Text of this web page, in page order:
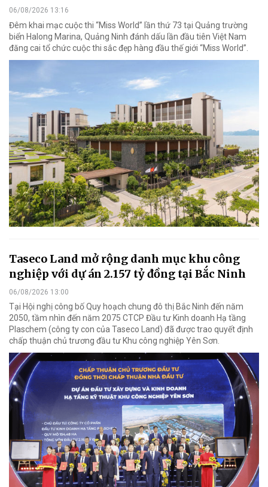
06/08/2026 13:16
Đêm khai mạc cuộc thi “Miss World” lần thứ 73 tại Quảng trường
biển Halong Marina, Quảng Ninh đánh dấu lần đầu tiên Việt Nam
đăng cai tổ chức cuộc thi sắc đẹp hàng đầu thế giới “Miss World”.
Taseco Land mở rộng danh mục khu công
nghiệp với dự án 2.157 tỷ đồng tại Bắc Ninh
06/08/2026 13:00
Tại Hội nghị công bố Quy hoạch chung đô thị Bắc Ninh đến năm
2050, tầm nhìn đến năm 2075 CTCP Đầu tư Kinh doanh Hạ tầng
Plaschem (công ty con của Taseco Land) đã được trao quyết định
chấp thuận chủ trương đầu tư Khu công nghiệp Yên Sơn.